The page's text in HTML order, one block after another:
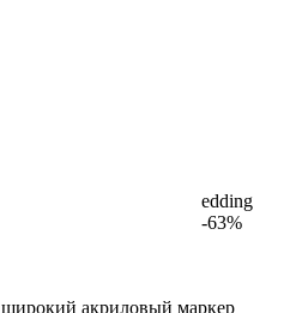
edding
-63%
акриловый маркер